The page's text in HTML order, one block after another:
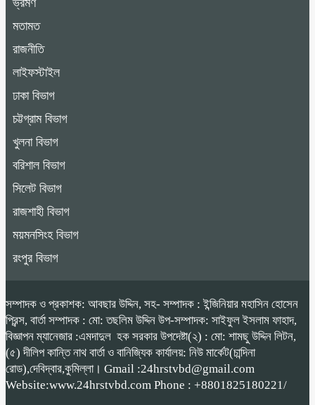
ভ্রমণ
মতামত
রাজনীতি
লাইফস্টাইল
ঢাকা বিভাগ
চট্টগ্রাম বিভাগ
খুলনা বিভাগ
বরিশাল বিভাগ
সিলেট বিভাগ
রাজশাহী বিভাগ
ময়মনসিংহ বিভাগ
রংপুর বিভাগ
সম্পাদক ও প্রকাশক: আবছার উদ্দিন, সহ- সম্পাদক : ইন্জিনিয়ার মহাসিন হোসেন
প্রিন্স, বার্তা সম্পাদক : মো: তছলিম উদ্দিন উপ-সম্পাদক: সাইফুল ইসলাম ফাহাদ,
বিজ্ঞাপন ম্যানেজার :এমদাদুল হক সরকার উপদেষ্টা(২) : মো: শামছু উদ্দিন লিটন,
(৫) দীলিপ কান্তি নাথ বার্তা ও বানিজ্যিক কার্যালয়: নিউ মার্কেট(চান্দিনা
রোড),দেবিদ্বার,কুমিল্লা। Gmail :24hrstvbd@gmail.com
Website:www.24hrstvbd.com Phone : +8801825180221/